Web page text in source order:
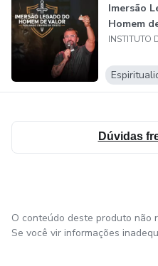
Este é um treinamento
pessoal, performance
nova forma de entender
linguagem moldam as
Imersão
Homem
Dúvidas
O conteúdo deste produto não
Se você vir informações